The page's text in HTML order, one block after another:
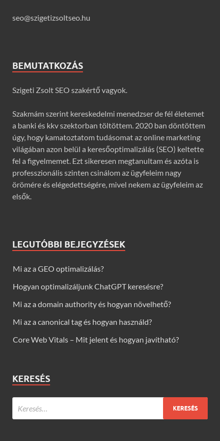
seo@szigetizsoltseo.hu
BEMUTATKOZÁS
Szigeti Zsolt SEO szakértő vagyok.
Szakmám szerint kereskedelmi menedzser de fél életemet
a banki és kkv szektorban töltöttem. 2020 ban döntöttem
úgy, hogy kamatoztatom tudásomat az online marketing
világában azon belül a keresőoptimalizálás (SEO) keltette
fel a figyelmemet. Ezt sikeresen megtanultam és azóta is
professzionális szinten csinálom az ügyfeleim nagy
örömére és elégedettségére, mivel nekem az ügyfeleim az
elsők.
LEGUTÓBBI BEJEGYZÉSEK
Mi az a GEO optimalizálás?
Hogyan optimalizáljunk ChatGPT keresésre?
Mi az a domain authority és hogyan növelhető?
Mi az a canonical tag és hogyan használd?
Core Web Vitals – Mit jelent és hogyan javítható?
KERESÉS